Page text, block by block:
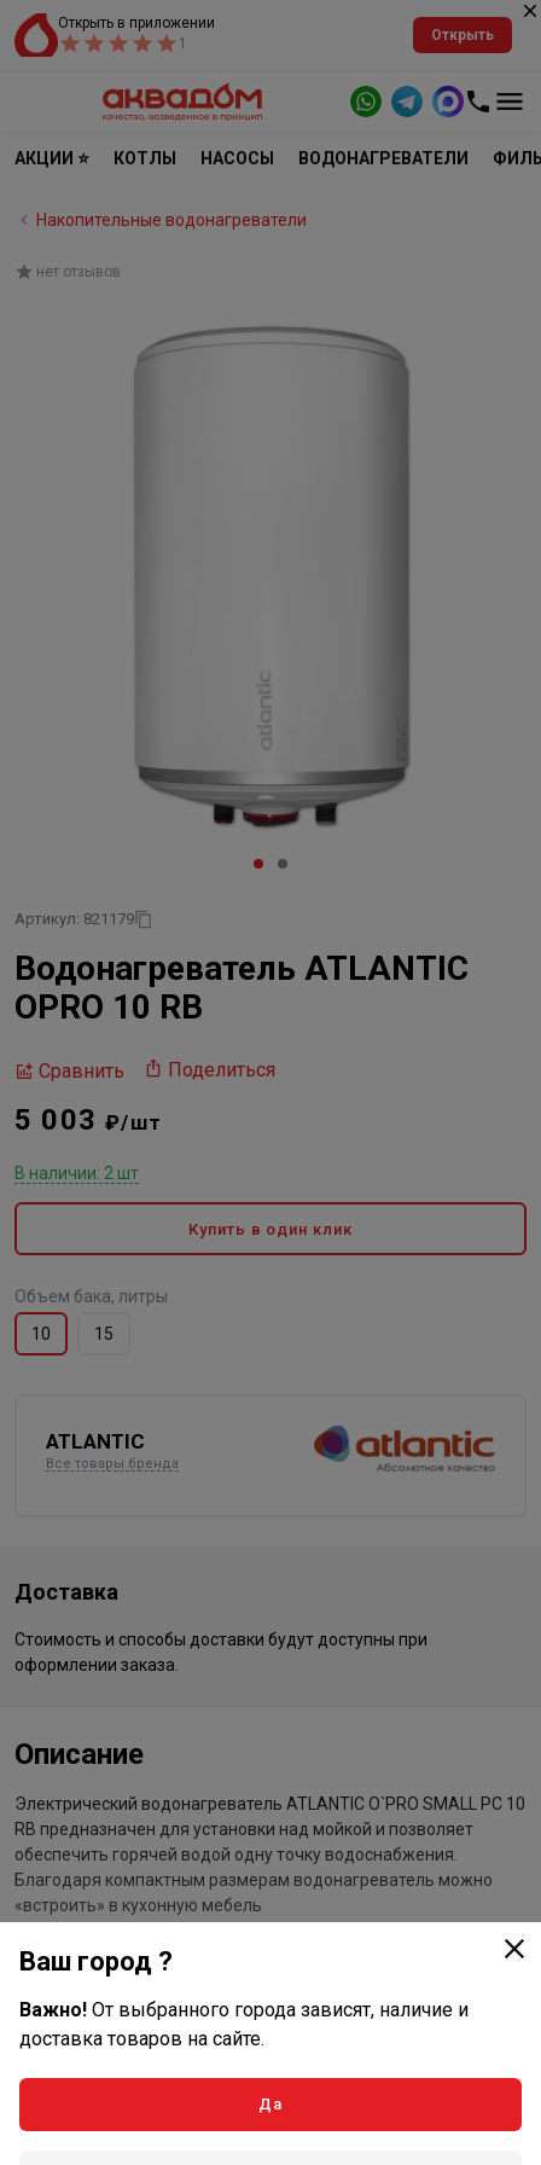
Открыть в приложении
1
Открыть
АКЦИИ ⭐ КОТЛЫ НАСОСЫ ВОДОНАГРЕВАТЕЛИ
Накопительные водонагреватели
нет отзывов
Артикул: 821179
Водонагреватель ATLANTIC
OPRO 10 RB
Сравнить Поделиться
5 003₽/шт
В наличии: 2 шт
Купить в один клик
Объем бака, литры
10
15
ATLANTIC
Все товары бренда
Доставка
Стоимость и способы доставки будут доступны при
оформлении заказа.
Описание
Электрический водонагреватель ATLANTIC O`PRO SMALL PC 10
RB предназначен для установки над мойкой и позволяет
обеспечить горячей водой одну точку водоснабжения.
Благодаря компактным размерам водонагреватель можно
«встроить» в кухонную мебель
В конструкции водонагревателя используется медный ТЭН.
Магниевый анод применяется как основная защита рабочего
бака и нагревательного элемента от коррозии. Для
дополнительной защиты французские инженеры разработали
уникальную технологию - Ohmic Protection (O’Pro). В каждом
водонагреватели серии O`PRO SMALL между ТЭНом и
магниевым анодом установлено устройство, которое
позволяет продлить срок службы магниевого анода в 2 раза.
Ваш город ?
Важно! От выбранного города зависят, наличие и
доставка товаров на сайте.
Да